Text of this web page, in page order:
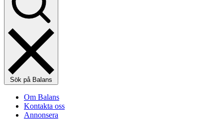
Sök på Balans
Om Balans
Kontakta oss
Annonsera